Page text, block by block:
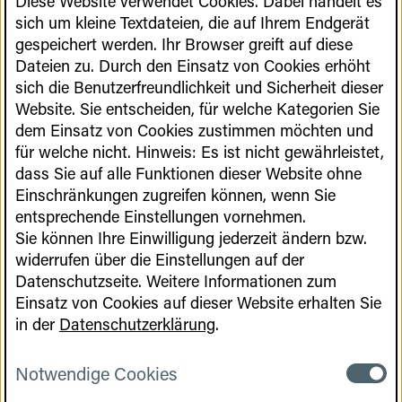
Handlungsfeldes und empfehlen konkrete
umzusetzende Maßnahmen für die Implementierung
der Strategie.
Mehr erfahren
sich um kleine Textdateien, die auf Ihrem Endgerät
gespeichert werden. Ihr Browser greift auf diese
Dateien zu. Durch den Einsatz von Cookies erhöht
sich die Benutzerfreundlichkeit und Sicherheit dieser
Website. Sie entscheiden, für welche Kategorien Sie
dem Einsatz von Cookies zustimmen möchten und
für welche nicht. Hinweis: Es ist nicht gewährleistet,
dass Sie auf alle Funktionen dieser Website ohne
Einschränkungen zugreifen können, wenn Sie
entsprechende Einstellungen vornehmen.
Sie können Ihre Einwilligung jederzeit ändern bzw.
widerrufen über die Einstellungen auf der
Datenschutzseite. Weitere Informationen zum
Einsatz von Cookies auf dieser Website erhalten Sie
in der Datenschutzerklärung.
Notwendige Cookies